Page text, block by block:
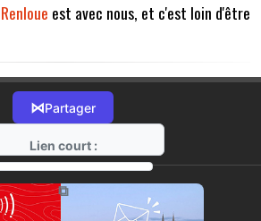
est avec nous, et c'est loin d'être
⋈Partager
Lien court :
https://radio-g.fr?17155
⧉